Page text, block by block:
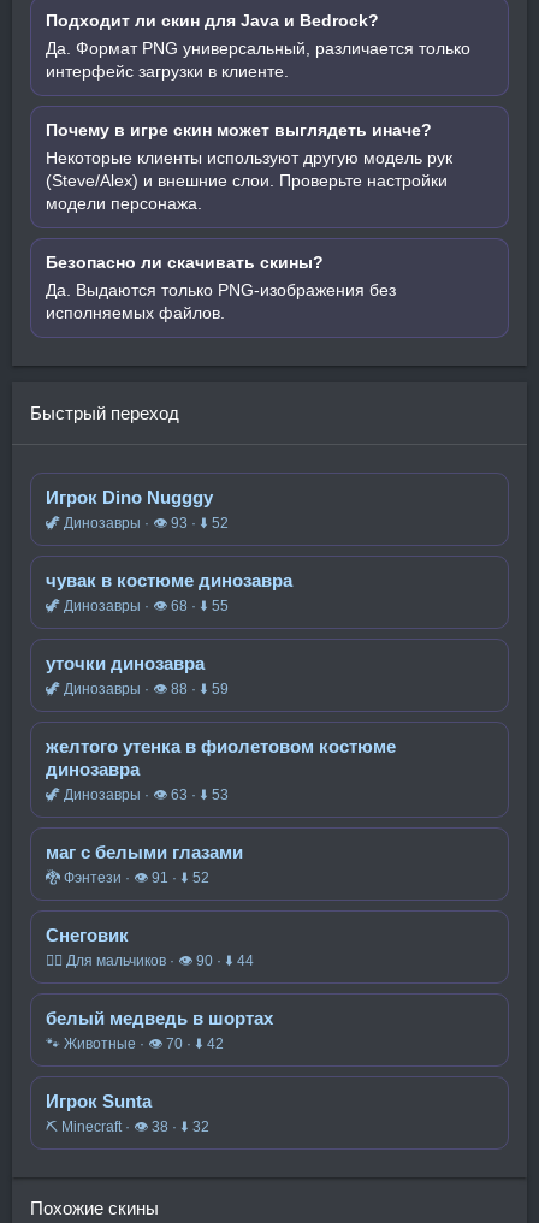
Подходит ли скин для Java и Bedrock?
Да. Формат PNG универсальный, различается только
интерфейс загрузки в клиенте.
Почему в игре скин может выглядеть иначе?
Некоторые клиенты используют другую модель рук
(Steve/Alex) и внешние слои. Проверьте настройки
модели персонажа.
Безопасно ли скачивать скины?
Да. Выдаются только PNG-изображения без
исполняемых файлов.
Быстрый переход
Игрок Dino Nugggy
🦖 Динозавры · 👁 93 · ⬇ 52
чувак в костюме динозавра
🦖 Динозавры · 👁 68 · ⬇ 55
уточки динозавра
🦖 Динозавры · 👁 88 · ⬇ 59
желтого утенка в фиолетовом костюме
динозавра
🦖 Динозавры · 👁 63 · ⬇ 53
маг с белыми глазами
🐉 Фэнтези · 👁 91 · ⬇ 52
Снеговик
🧍‍♂️ Для мальчиков · 👁 90 · ⬇ 44
белый медведь в шортах
🐾 Животные · 👁 70 · ⬇ 42
Игрок Sunta
⛏️ Minecraft · 👁 38 · ⬇ 32
Похожие скины